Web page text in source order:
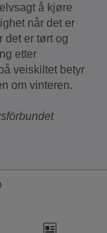
å kjøre
når det er
det er tørt og
etter
veiskiltet betyr
om vinteren.